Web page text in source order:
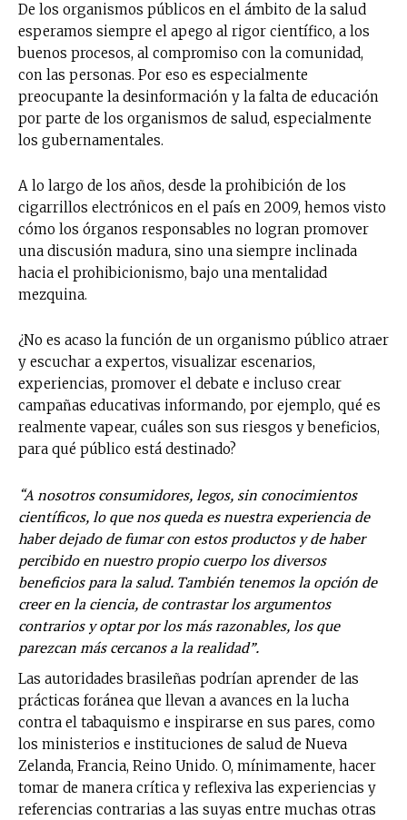
De los organismos públicos en el ámbito de la salud
esperamos siempre el apego al rigor científico, a los
buenos procesos, al compromiso con la comunidad,
con las personas. Por eso es especialmente
preocupante la desinformación y la falta de educación
por parte de los organismos de salud, especialmente
los gubernamentales.
A lo largo de los años, desde la prohibición de los
cigarrillos electrónicos en el país en 2009, hemos visto
cómo los órganos responsables no logran promover
una discusión madura, sino una siempre inclinada
hacia el prohibicionismo, bajo una mentalidad
mezquina.
¿No es acaso la función de un organismo público atraer
y escuchar a expertos, visualizar escenarios,
experiencias, promover el debate e incluso crear
campañas educativas informando, por ejemplo, qué es
realmente vapear, cuáles son sus riesgos y beneficios,
para qué público está destinado?
“A nosotros consumidores, legos, sin conocimientos
científicos, lo que nos queda es nuestra experiencia de
haber dejado de fumar con estos productos y de haber
percibido en nuestro propio cuerpo los diversos
beneficios para la salud. También tenemos la opción de
creer en la ciencia, de contrastar los argumentos
contrarios y optar por los más razonables, los que
parezcan más cercanos a la realidad”.
Las autoridades brasileñas podrían aprender de las
prácticas foránea que llevan a avances en la lucha
contra el tabaquismo e inspirarse en sus pares, como
los ministerios e instituciones de salud de Nueva
Zelanda, Francia, Reino Unido. O, mínimamente, hacer
tomar de manera crítica y reflexiva las experiencias y
referencias contrarias a las suyas entre muchas otras